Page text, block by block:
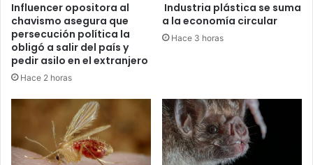
Influencer opositora al
chavismo asegura que
persecución política la
obligó a salir del país y
pedir asilo en el extranjero
Hace 2 horas
Industria plástica se suma
a la economía circular
Hace 3 horas